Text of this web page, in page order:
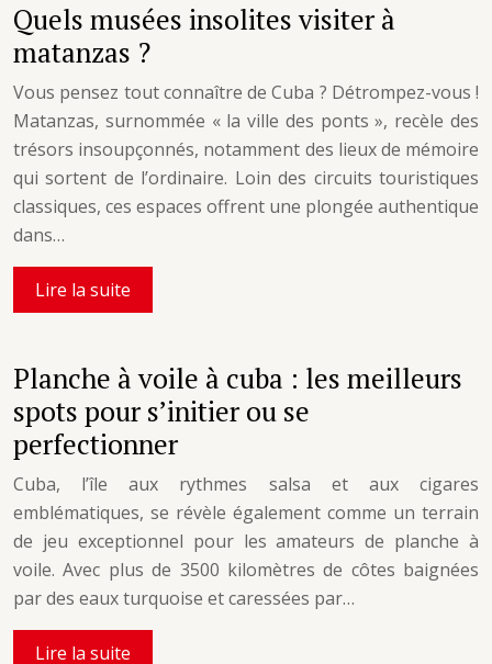
Quels musées insolites visiter à
matanzas ?
Vous pensez tout connaître de Cuba ? Détrompez-vous !
Matanzas, surnommée « la ville des ponts », recèle des
trésors insoupçonnés, notamment des lieux de mémoire
qui sortent de l’ordinaire. Loin des circuits touristiques
classiques, ces espaces offrent une plongée authentique
dans…
Lire la suite
Planche à voile à cuba : les meilleurs
spots pour s’initier ou se
perfectionner
Cuba, l’île aux rythmes salsa et aux cigares
emblématiques, se révèle également comme un terrain
de jeu exceptionnel pour les amateurs de planche à
voile. Avec plus de 3500 kilomètres de côtes baignées
par des eaux turquoise et caressées par…
Lire la suite